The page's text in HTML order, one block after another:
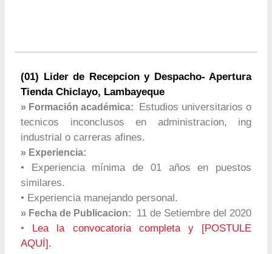
(01) Lider de Recepcion y Despacho- Apertura
Tienda Chiclayo, Lambayeque
» Formación académica:
Estudios universitarios o
tecnicos inconclusos en administracion, ing
industrial o carreras afines.
» Experiencia:
• Experiencia mínima de 01 años en puestos
similares.
• Experiencia manejando personal.
» Fecha de Publicacion:
11 de Setiembre del 2020
•
Lea la convocatoria completa y [POSTULE
AQUÍ].